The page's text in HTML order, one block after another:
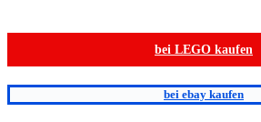
bei LEGO kaufen
bei ebay kaufen